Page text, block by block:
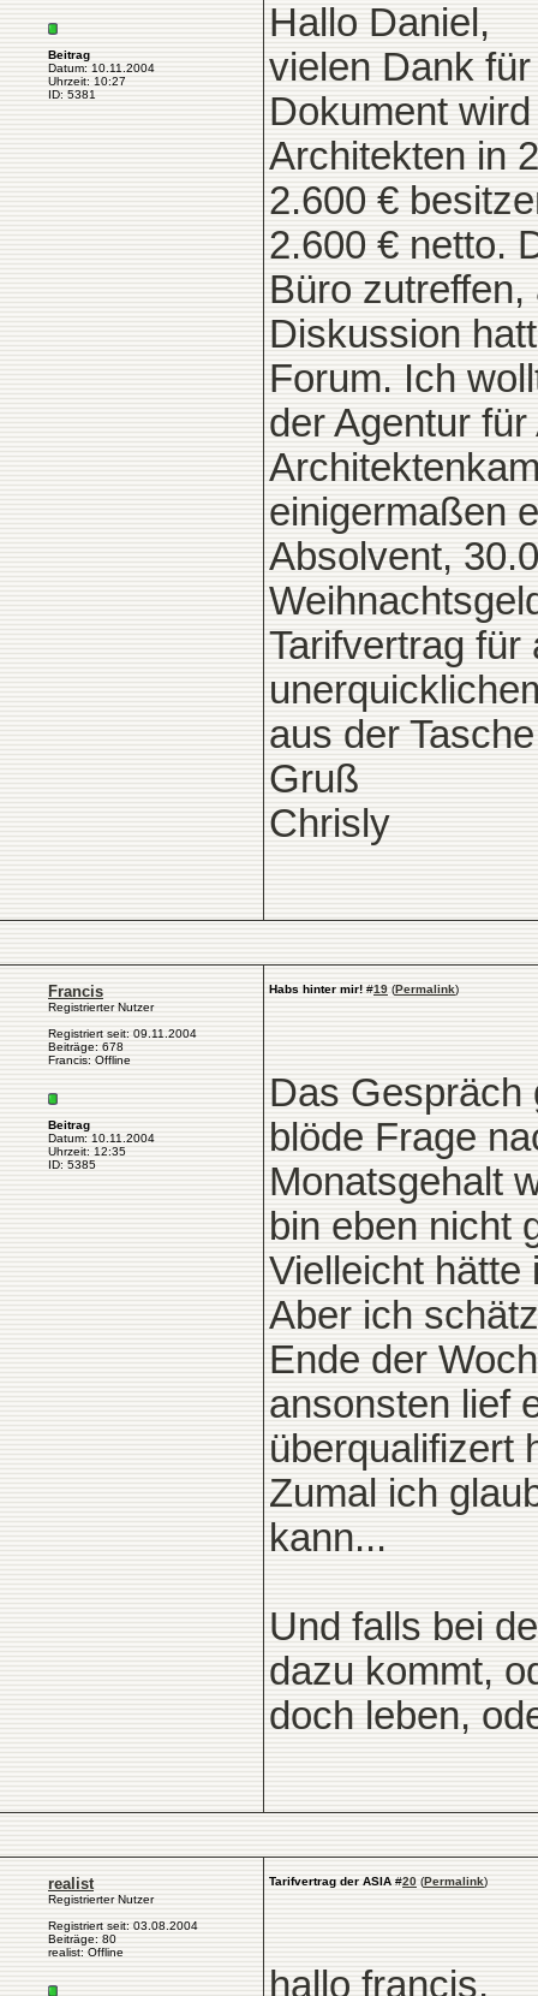
Beitrag
Datum: 10.11.2004
Uhrzeit: 10:27
ID: 5381
Hallo Daniel,
vielen Dank
Dokument
Architekten in
2.600 €
2.600 € netto.
Büro
Diskussion
Forum. Ich
der Agentur
einigermaßen
Absolvent,
Tarifvertrag für
aus der
Gruß
Chrisly
Francis
Registrierter Nutzer
Registriert seit: 09.11.2004
Beiträge: 678
Francis: Offline
Beitrag
Datum: 10.11.2004
Uhrzeit: 12:35
ID: 5385
Habs hinter mir! #19 (Permalink)
Das Gespräch
blöde Frage
Monatsgehalt
bin eben nicht
Vielleicht hätte
Aber ich
Ende der
ansonsten lief
überqualifizert
Zumal ich
kann...
Und falls bei
dazu kommt,
doch leben,
realist
Registrierter Nutzer
Registriert seit: 03.08.2004
Beiträge: 80
realist: Offline
Tarifvertrag der ASIA #20 (Permalink)
hallo francis,